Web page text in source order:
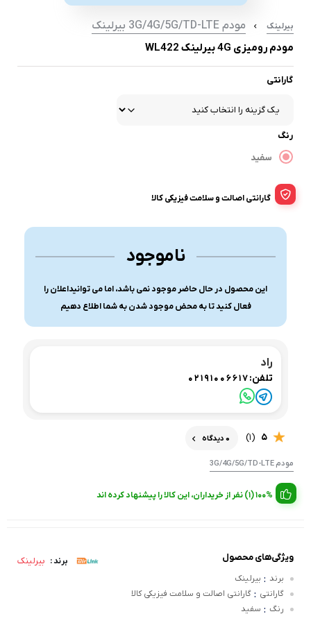
بیرلینک
مودم 3G/4G/5G/TD-LTE بیرلینک
مودم رومیزی 4G بیرلینک WL422
گارانتی
رنگ
سفید
گارانتی اصالت و سلامت فیزیکی کالا
ناموجود
این محصول در حال حاضر موجود نمی باشد، اما می توانیداعلان را
فعال کنید تا به محض موجود شدن به شما اطلاع دهیم
راد
تلفن:02191006617
5
(1) 0 دیدگاه
مودم 3G/4G/5G/TD-LTE
100% (1) نفر از خریداران، این کالا را پیشنهاد کرده اند
برند : بیرلینک ویژگی‌های محصول
برند : بیرلینک
گارانتی : گارانتی اصالت و سلامت فیزیکی کالا
رنگ : سفید